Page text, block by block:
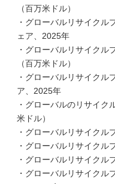
（百万米ドル）
・グローバルリサイクル
ェア、2025年
・グローバルリサイクル
（百万米ドル）
・グローバルリサイクル
ア、2025年
・グローバルのリサイク
米ドル）
・グローバルリサイクル
・グローバルリサイクル
・グローバルリサイクル
・グローバルリサイクル